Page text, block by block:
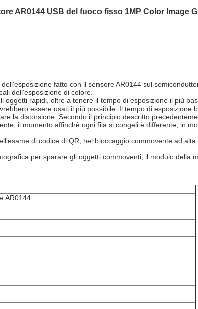
AR0144 USB del fuoco fisso 1MP Color Image
fatto con il sensore AR0144 sul
dell'esposizione di colore.
oggetti rapidi, oltre a tenere il tempo di esposizione il più
essere usati il più possibile. Il tempo di esposizione
la distorsione. Secondo il principio descritto
il momento affinchè ogni fila si congeli è differente, in
di codice di QR, nel bloccaggio commovente ad alta
per sparare gli oggetti commoventi, il modulo della
AR0144